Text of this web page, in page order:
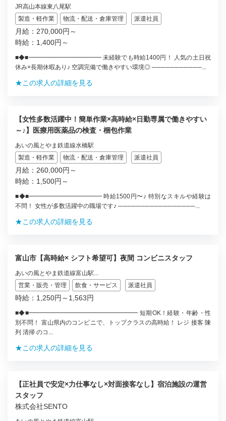
JR高山本線東八尾駅
製造・軽作業
物流・配送・倉庫管理 派遣社員
月給：270,000円～
時給：1,400円～
■◆■━━━━━━━━━━━━ 未経験でも時給1400円！ 人気の土日祝
休み×長期休暇あり♪ 空調完備で働きやすい環境◎ ───────────...
★この求人の詳細を見る
【女性多数活躍中！簡単作業×高時給×日勤専属で働きやすい
～♪】医療用医薬品の検査・梱包作業
あいの風とやま鉄道線水橋駅
製造・軽作業
物流・配送・倉庫管理 派遣社員
月給：260,000円～
時給：1,500円～
■◆■━━━━━━━━━━━━ 時給1500円〜♪ 特別なスキルや経験は
不問！ 女性が多数活躍中の職場です♪ ─────────────────...
★この求人の詳細を見る
富山市【高時給× シフト希望可】夜間 コンビニスタッフ
あいの風とやま鉄道線富山駅...
営業・販売・管理
飲食・サービス 派遣社員
時給：1,250円～1,563円
■◆■━━━━━━━━━━━━━━━━━━ 短期OK！経験・年齢・性
別不問！ 富山県内のコンビニで、トップクラスの高時給！ レジ 接客 陳
列 清掃 のコ...
★この求人の詳細を見る
【正社員で安定×力仕事なし×対面接客なし】宿泊施設の運営
スタッフ
株式会社SENTO